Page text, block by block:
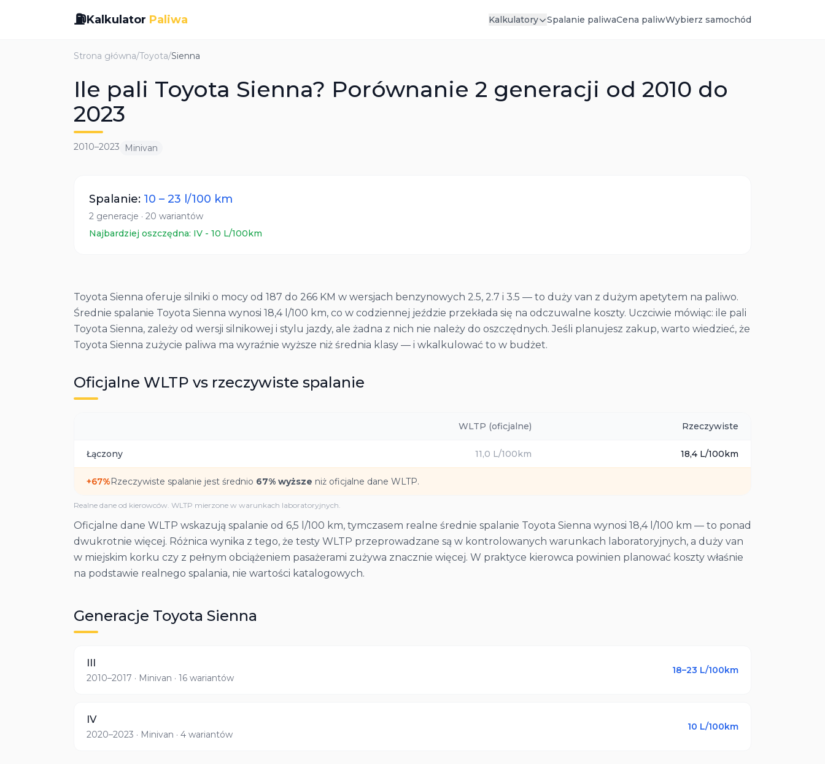
⛽Kalkulator Paliwa Kalkulatory Spalanie paliwaCena paliwWybierz samochód
Strona główna/Toyota/Sienna
Ile pali Toyota Sienna? Porównanie 2 generacji od 2010 do
2023
2010–2023 Minivan
Spalanie: 10 – 23 l/100 km
2 generacje · 20 wariantów
Najbardziej oszczędna: IV - 10 L/100km
Toyota Sienna oferuje silniki o mocy od 187 do 266 KM w wersjach benzynowych 2.5, 2.7 i 3.5 — to duży van z dużym apetytem na paliwo.
Średnie spalanie Toyota Sienna wynosi 18,4 l/100 km, co w codziennej jeździe przekłada się na odczuwalne koszty. Uczciwie mówiąc: ile pali
Toyota Sienna, zależy od wersji silnikowej i stylu jazdy, ale żadna z nich nie należy do oszczędnych. Jeśli planujesz zakup, warto wiedzieć, że
Toyota Sienna zużycie paliwa ma wyraźnie wyższe niż średnia klasy — i wkalkulować to w budżet.
Oficjalne WLTP vs rzeczywiste spalanie
WLTP (oficjalne) Rzeczywiste
Łączony 11,0 L/100km 18,4 L/100km
+67%Rzeczywiste spalanie jest średnio 67% wyższe niż oficjalne dane WLTP.
Realne dane od kierowców. WLTP mierzone w warunkach laboratoryjnych.
Oficjalne dane WLTP wskazują spalanie od 6,5 l/100 km, tymczasem realne średnie spalanie Toyota Sienna wynosi 18,4 l/100 km — to ponad
dwukrotnie więcej. Różnica wynika z tego, że testy WLTP przeprowadzane są w kontrolowanych warunkach laboratoryjnych, a duży van
w miejskim korku czy z pełnym obciążeniem pasażerami zużywa znacznie więcej. W praktyce kierowca powinien planować koszty właśnie
na podstawie realnego spalania, nie wartości katalogowych.
Generacje Toyota Sienna
III
2010–2017 · Minivan · 16 wariantów
18–23 L/100km
IV
2020–2023 · Minivan · 4 wariantów
10 L/100km